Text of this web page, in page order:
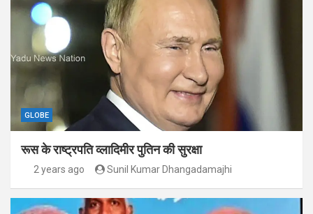
GLOBE
रूस के राष्ट्रपति व्लादिमीर पुतिन की सुरक्षा
2 years ago Sunil Kumar Dhangadamajhi